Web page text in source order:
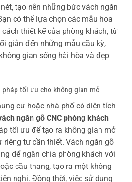
tạo nên những bức vách ngăn
có thể lựa chọn các mẫu hoa
thiết kế của phòng khách, từ
giản đến những mẫu cầu kỳ,
gian sống hài hòa và đẹp
pháp tối ưu cho không gian mở
cư hoặc nhà phố có diện tích
ngăn gỗ CNC phòng khách
tối ưu để tạo ra không gian mở
riêng tư cần thiết. Vách ngăn gỗ
để ngăn chia phòng khách với
cầu thang, tạo ra một không
nghi. Đồng thời, việc sử dụng